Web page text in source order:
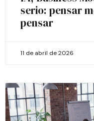
serio: pensar
pensar
11 de abril de 2026